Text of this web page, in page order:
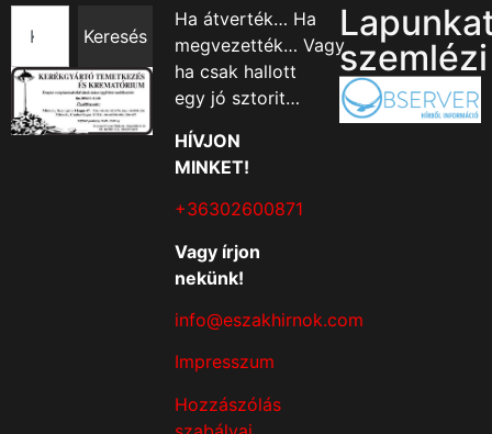
Keresés
Ha átverték… Ha
megvezették… Vagy
ha csak hallott
egy jó sztorit…
HÍVJON
MINKET!
+36302600871
Vagy írjon
nekünk!
info@eszakhirnok.com
Impresszum
Hozzászólás
szemlézi